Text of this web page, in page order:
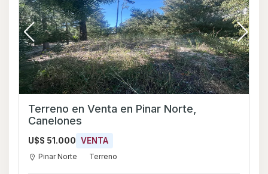
Terreno en Venta en Pinar Norte,
Canelones
U$S 51.000 VENTA
Pinar Norte Terreno